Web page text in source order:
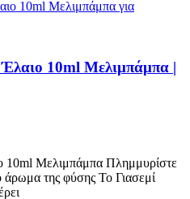
10ml Μελιμπάμπα |
10ml Μελιμπάμπα Πλημμυρίστε
της φύσης Το Γιασεμί